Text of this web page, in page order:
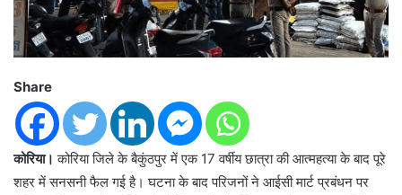
Share
कोरिया। कोरिया जिले के बैकुंठपुर में एक 17 वर्षीय छात्रा की आत्महत्या के बाद पूरे
शहर में सनसनी फैल गई है। घटना के बाद परिजनों ने आईसी मार्ट प्रबंधन पर